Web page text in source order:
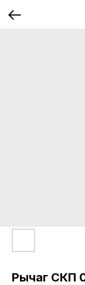
Рычаг СКП